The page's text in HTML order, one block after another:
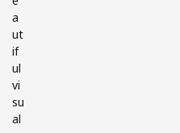
a
ut
if
ul
vi
su
al